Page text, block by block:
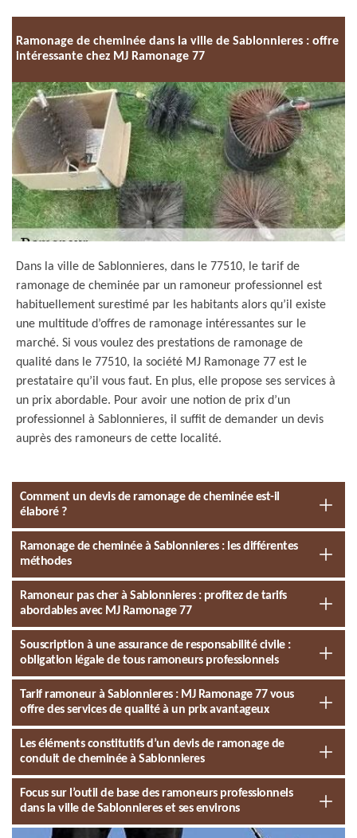
Ramonage de cheminée dans la ville de Sablonnieres : offre
intéressante chez MJ Ramonage 77
Dans la ville de Sablonnieres, dans le 77510, le tarif de
ramonage de cheminée par un ramoneur professionnel est
habituellement surestimé par les habitants alors qu’il existe
une multitude d’offres de ramonage intéressantes sur le
marché. Si vous voulez des prestations de ramonage de
qualité dans le 77510, la société MJ Ramonage 77 est le
prestataire qu’il vous faut. En plus, elle propose ses services à
un prix abordable. Pour avoir une notion de prix d’un
professionnel à Sablonnieres, il suffit de demander un devis
auprès des ramoneurs de cette localité.
Comment un devis de ramonage de cheminée est-il
élaboré ?
Ramonage de cheminée à Sablonnieres : les différentes
méthodes
Ramoneur pas cher à Sablonnieres : profitez de tarifs
abordables avec MJ Ramonage 77
Souscription à une assurance de responsabilité civile :
obligation légale de tous ramoneurs professionnels
Tarif ramoneur à Sablonnieres : MJ Ramonage 77 vous
offre des services de qualité à un prix avantageux
Les éléments constitutifs d’un devis de ramonage de
conduit de cheminée à Sablonnieres
Focus sur l’outil de base des ramoneurs professionnels
dans la ville de Sablonnieres et ses environs